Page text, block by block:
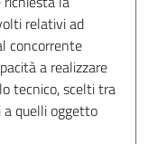
relativi ad
concorrente
a realizzare
tecnico, scelti tra
quelli oggetto